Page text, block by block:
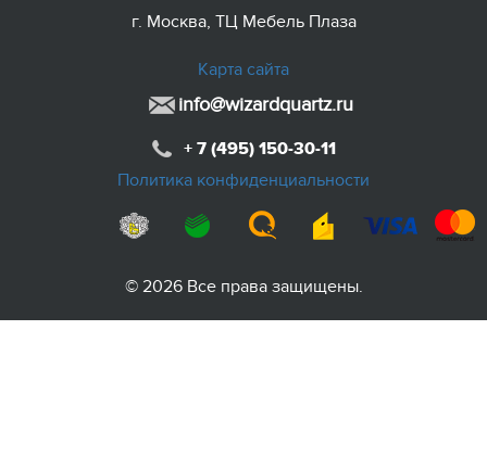
г. Москва, ТЦ Мебель Плаза
Карта сайта
info@wizardquartz.ru
+ 7 (495) 150-30-11
Политика конфиденциальности
© 2026 Все права защищены.